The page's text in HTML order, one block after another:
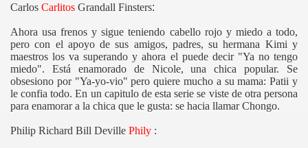
Carlos Carlitos Grandall Finsters:
Ahora usa frenos y sigue teniendo cabello rojo y miedo a todo,
pero con el apoyo de sus amigos, padres, su hermana Kimi y
maestros los va superando y ahora el puede decir "Ya no tengo
miedo". Está enamorado de Nicole, una chica popular. Se
obsesiono por "Ya-yo-vio" pero quiere mucho a su mama: Patii y
le confia todo. En un capitulo de esta serie se viste de otra persona
para enamorar a la chica que le gusta: se hacia llamar Chongo.
Philip Richard Bill Deville Phily :